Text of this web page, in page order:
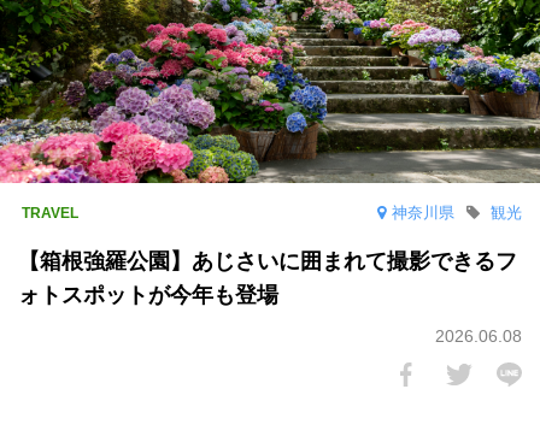
神奈川県 観光
【箱根強羅公園】あじさいに囲まれて撮影できるフ
ォトスポットが今年も登場
2026.06.08